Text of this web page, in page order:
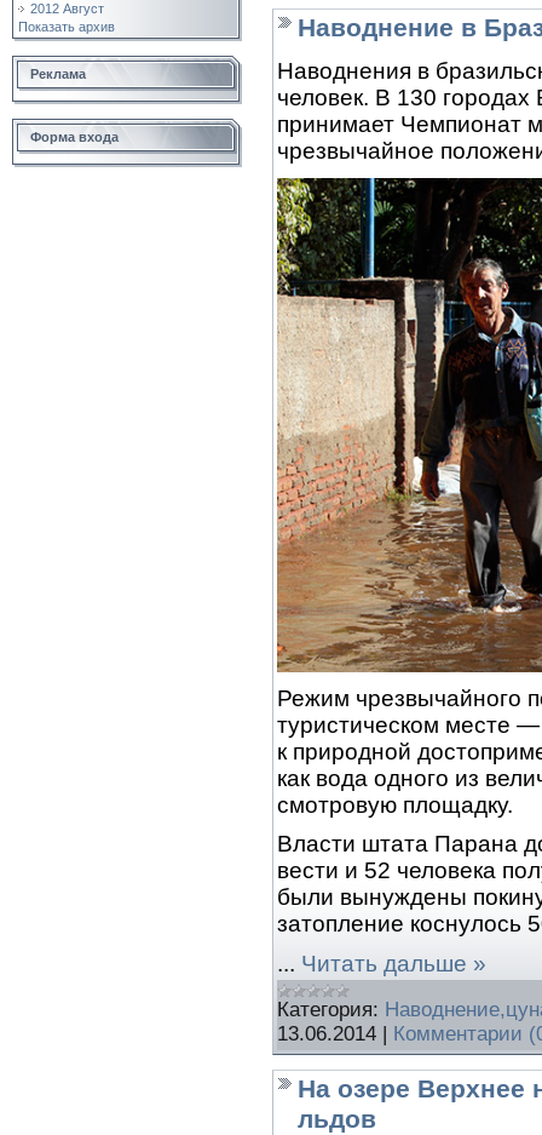
2012 Август
Показать архив
Реклама
Форма входа
Наводнение в
Наводнения в
человек. В 130 городах
принимает Чемпионат
чрезвычайное
Режим чрезвычайного
туристическом месте
к природной
как вода одного из
смотровую площадку.
Власти штата Парана
вести и 52 человека
были вынуждены
затопление коснулось
... Читать дальше »
Категория:
13.06.2014 | Комментарии
На озере Верхнее
льдов